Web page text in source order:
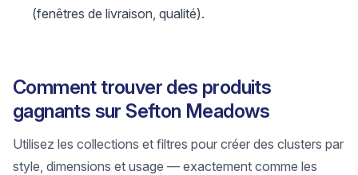
(fenêtres de livraison, qualité).
Comment trouver des produits
gagnants sur Sefton Meadows
Utilisez les collections et filtres pour créer des clusters par
style, dimensions et usage — exactement comme les